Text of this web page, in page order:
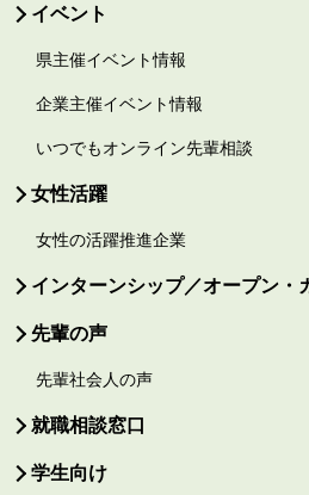
イベント
県主催イベント情報
企業主催イベント情報
いつでもオンライン先輩相談
女性活躍
女性の活躍推進企業
インターンシップ／オープン・
先輩の声
先輩社会人の声
就職相談窓口
学生向け